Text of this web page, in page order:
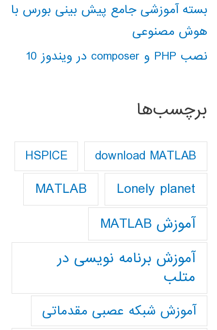
بسته آموزشی جامع پیش بینی بورس با
هوش مصنوعی
نصب PHP و composer در ویندوز 10
برچسب‌ها
download MATLAB
HSPICE
Lonely planet
MATLAB
آموزش MATLAB
آموزش برنامه نویسی در
متلب
آموزش شبکه عصبی مقدماتی